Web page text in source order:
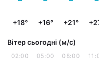
+18° +16° +21°
Вітер сьогодні (м/с)
02:00 05:00 08:00